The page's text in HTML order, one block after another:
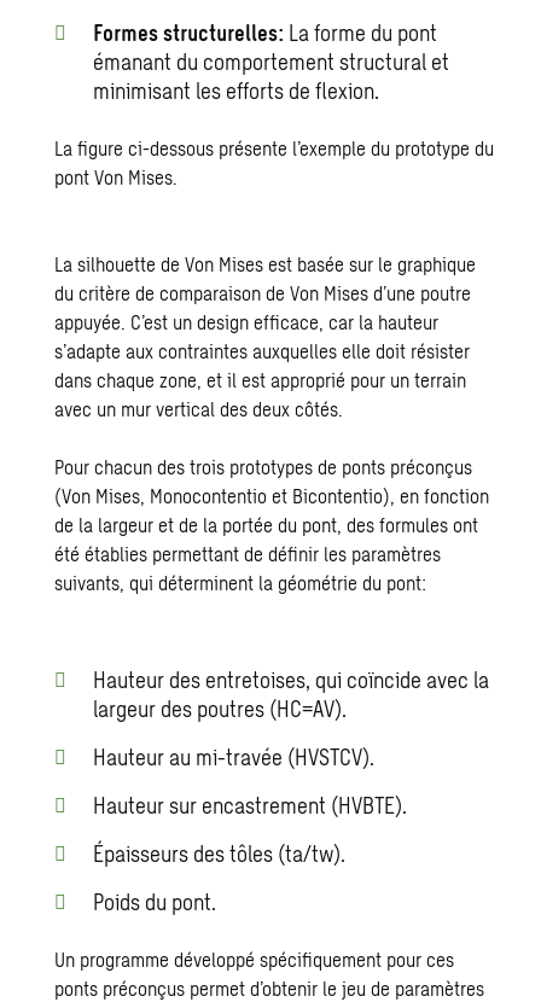
Formes structurelles: La forme du pont
émanant du comportement structural et
minimisant les efforts de flexion.
La figure ci-dessous présente l’exemple du prototype du
pont Von Mises.
La silhouette de Von Mises est basée sur le graphique
du critère de comparaison de Von Mises d’une poutre
appuyée. C’est un design efficace, car la hauteur
s’adapte aux contraintes auxquelles elle doit résister
dans chaque zone, et il est approprié pour un terrain
avec un mur vertical des deux côtés.
Pour chacun des trois prototypes de ponts préconçus
(Von Mises, Monocontentio et Bicontentio), en fonction
de la largeur et de la portée du pont, des formules ont
été établies permettant de définir les paramètres
suivants, qui déterminent la géométrie du pont:
Hauteur des entretoises, qui coïncide avec la
largeur des poutres (HC=AV).
Hauteur au mi-travée (HVSTCV).
Hauteur sur encastrement (HVBTE).
Épaisseurs des tôles (ta/tw).
Poids du pont.
Un programme développé spécifiquement pour ces
ponts préconçus permet d’obtenir le jeu de paramètres